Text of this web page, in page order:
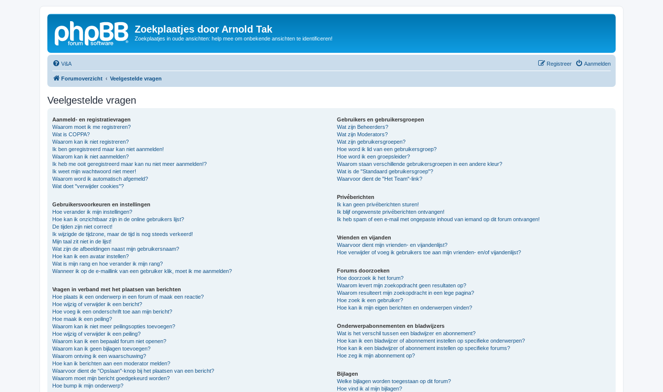
Zoekplaatjes door Arnold Tak
Zoekplaatjes in oude ansichten: help mee om onbekende ansichten te identificeren!
V&A Aanmelden
Registreer
Forumoverzicht Veelgestelde vragen
Veelgestelde vragen
Aanmeld- en registratievragen
Waarom moet ik me registreren?
Wat is COPPA?
Waarom kan ik niet registreren?
Ik ben geregistreerd maar kan niet aanmelden!
Waarom kan ik niet aanmelden?
Ik heb me ooit geregistreerd maar kan nu niet meer aanmelden!?
Ik weet mijn wachtwoord niet meer!
Waarom word ik automatisch afgemeld?
Wat doet "verwijder cookies"?
Gebruikersvoorkeuren en instellingen
Hoe verander ik mijn instellingen?
Hoe kan ik onzichtbaar zijn in de online gebruikers lijst?
De tijden zijn niet correct!
Ik wijzigde de tijdzone, maar de tijd is nog steeds verkeerd!
Mijn taal zit niet in de lijst!
Wat zijn de afbeeldingen naast mijn gebruikersnaam?
Hoe kan ik een avatar instellen?
Wat is mijn rang en hoe verander ik mijn rang?
Wanneer ik op de e-maillink van een gebruiker klik, moet ik me aanmelden?
Vragen in verband met het plaatsen van berichten
Hoe plaats ik een onderwerp in een forum of maak een reactie?
Hoe wijzig of verwijder ik een bericht?
Hoe voeg ik een onderschrift toe aan mijn bericht?
Hoe maak ik een peiling?
Waarom kan ik niet meer peilingsopties toevoegen?
Hoe wijzig of verwijder ik een peiling?
Waarom kan ik een bepaald forum niet openen?
Waarom kan ik geen bijlagen toevoegen?
Waarom ontving ik een waarschuwing?
Hoe kan ik berichten aan een moderator melden?
Waarvoor dient de "Opslaan"-knop bij het plaatsen van een bericht?
Waarom moet mijn bericht goedgekeurd worden?
Hoe bump ik mijn onderwerp?
Gebruikers en gebruikersgroepen
Wat zijn Beheerders?
Wat zijn Moderators?
Wat zijn gebruikersgroepen?
Hoe word ik lid van een gebruikersgroep?
Hoe word ik een groepsleider?
Waarom staan verschillende gebruikersgroepen in een andere kleur?
Wat is de "Standaard gebruikersgroep"?
Waarvoor dient de "Het Team"-link?
Privéberichten
Ik kan geen privéberichten sturen!
Ik blijf ongewenste privéberichten ontvangen!
Ik heb spam of een e-mail met ongepaste inhoud van iemand op dit forum ontvangen!
Vrienden en vijanden
Waarvoor dient mijn vrienden- en vijandenlijst?
Hoe verwijder of voeg ik gebruikers toe aan mijn vrienden- en/of vijandenlijst?
Forums doorzoeken
Hoe doorzoek ik het forum?
Waarom levert mijn zoekopdracht geen resultaten op?
Waarom resulteert mijn zoekopdracht in een lege pagina?
Hoe zoek ik een gebruiker?
Hoe kan ik mijn eigen berichten en onderwerpen vinden?
Onderwerpabonnementen en bladwijzers
Wat is het verschil tussen een bladwijzer en abonnement?
Hoe kan ik een bladwijzer of abonnement instellen op specifieke onderwerpen?
Hoe kan ik een bladwijzer of abonnement instellen op specifieke forums?
Hoe zeg ik mijn abonnement op?
Bijlagen
Welke bijlagen worden toegestaan op dit forum?
Hoe vind ik al mijn bijlagen?